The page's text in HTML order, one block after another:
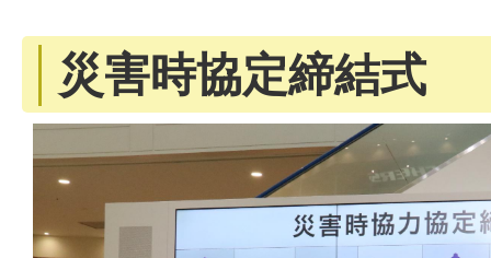
災害時協定締結式